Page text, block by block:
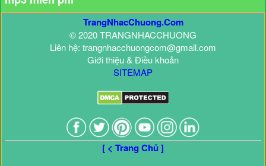
TrangNhacChuong.Com
© 2020 TRANGNHACCHUONG
Liên hệ: trangnhacchuongcom@gmail.com
Giới thiệu & Điều khoản
SITEMAP
[ < Trang Chủ ]